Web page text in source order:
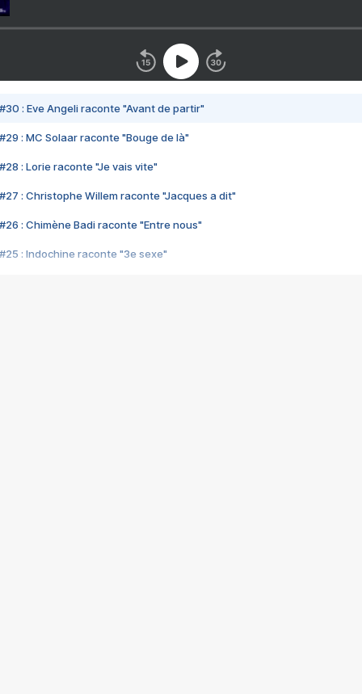
#30 : Eve Angeli raconte "Avant de partir"
#29 : MC Solaar raconte "Bouge de là"
#28 : Lorie raconte "Je vais vite"
#27 : Christophe Willem raconte "Jacques a dit"
#26 : Chimène Badi raconte "Entre nous"
#25 : Indochine raconte "3e sexe"